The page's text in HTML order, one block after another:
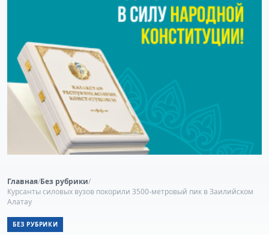
Главная/Без рубрики/
Курсанты силовых вузов покорили 3500-метровый пик в Заилийском
Алатау
БЕЗ РУБРИКИ